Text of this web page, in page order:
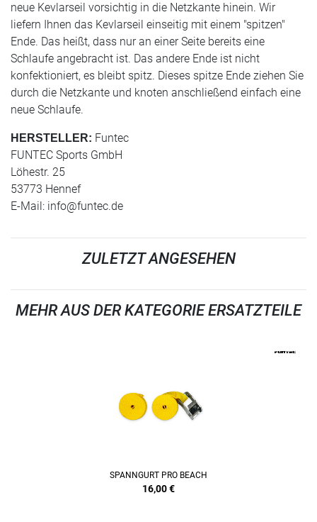
neue Kevlarseil vorsichtig in die Netzkante hinein. Wir
liefern Ihnen das Kevlarseil einseitig mit einem "spitzen"
Ende. Das heißt, dass nur an einer Seite bereits eine
Schlaufe angebracht ist. Das andere Ende ist nicht
konfektioniert, es bleibt spitz. Dieses spitze Ende ziehen Sie
durch die Netzkante und knoten anschließend einfach eine
neue Schlaufe.
HERSTELLER: Funtec
FUNTEC Sports GmbH
Löhestr. 25
53773 Hennef
E-Mail: info@funtec.de
ZULETZT ANGESEHEN
MEHR AUS DER KATEGORIE ERSATZTEILE
SPANNGURT PRO BEACH
16,00€